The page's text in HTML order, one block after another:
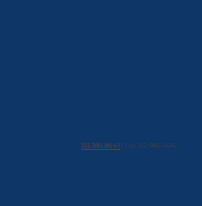
312.380.9041 Fax: 312-985-5692